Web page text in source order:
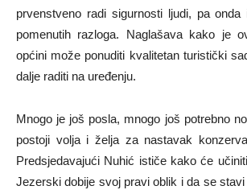
prvenstveno radi sigurnosti ljudi, pa
pomenutih razloga. Naglašava kako je
općini može ponuditi kvalitetan turistički
dalje raditi na uređenju.
Mnogo je još posla, mnogo još potrebno
postoji volja i želja za nastavak
Predsjedavajući Nuhić ističe kako će
Jezerski dobije svoj pravi oblik i da se